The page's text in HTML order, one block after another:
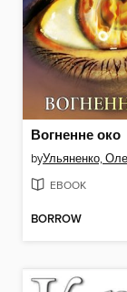
Вогненне око
byУльяненко,
EBOOK
BORROW